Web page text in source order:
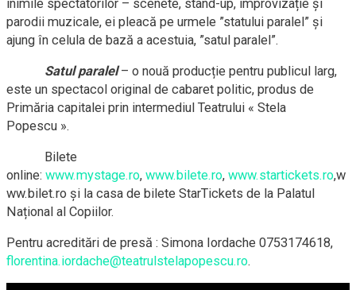
inimile spectatorilor – scenete, stand-up, improvizație și
parodii muzicale, ei pleacă pe urmele ”statului paralel” și
ajung în celula de bază a acestuia, ”satul paralel”.
Satul paralel– o nouă producție pentru publicul larg,
este un spectacol original de cabaret politic, produs de
Primăria capitalei prin intermediul Teatrului « Stela
Popescu ».
Bilete
online: www.mystage.ro, www.bilete.ro, www.startickets.ro,w
ww.bilet.ro şi la casa de bilete StarTickets de la Palatul
Național al Copiilor.
Pentru acreditări de presă : Simona Iordache 0753174618,
florentina.iordache@teatrulstelapopescu.ro.